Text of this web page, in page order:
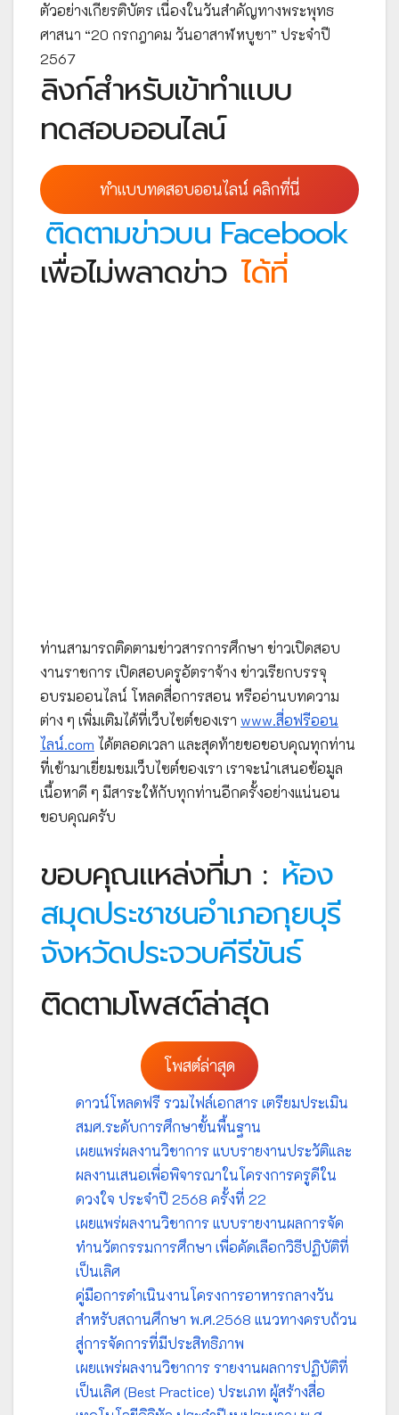
ตัวอย่างเกียรติบัตร เนื่องในวันสำคัญทางพระพุทธ
ศาสนา “20 กรกฎาคม วันอาสาฬหบูชา” ประจำปี
2567
ลิงก์สำหรับเข้าทำแบบ
ทดสอบออนไลน์
ทำแบบทดสอบออนไลน์ คลิกที่นี่
ติดตามข่าวบน Facebook
เพื่อไม่พลาดข่าว ได้ที่
ท่านสามารถติดตามข่าวสารการศึกษา ข่าวเปิดสอบ
งานราชการ เปิดสอบครูอัตราจ้าง ข่าวเรียกบรรจุ
อบรมออนไลน์ โหลดสื่อการสอน หรืออ่านบทความ
ต่าง ๆ เพิ่มเติมได้ที่เว็บไซต์ของเรา www.สื่อฟรีออน
ไลน์.com ได้ตลอดเวลา และสุดท้ายขอขอบคุณทุกท่าน
ที่เข้ามาเยี่ยมชมเว็บไซต์ของเรา เราจะนำเสนอข้อมูล
เนื้อหาดี ๆ มีสาระให้กับทุกท่านอีกครั้งอย่างแน่นอน
ขอบคุณครับ
ขอบคุณแหล่งที่มา : ห้อง
สมุดประชาชนอำเภอกุยบุรี
จังหวัดประจวบคีรีขันธ์
ติดตามโพสต์ล่าสุด
โพสต์ล่าสุด
ดาวน์โหลดฟรี รวมไฟล์เอกสาร เตรียมประเมิน
สมศ.ระดับการศึกษาขั้นพื้นฐาน
เผยแพร่ผลงานวิชาการ แบบรายงานประวัติและ
ผลงานเสนอเพื่อพิจารณาในโครงการครูดีใน
ดวงใจ ประจำปี 2568 ครั้งที่ 22
เผยแพร่ผลงานวิชาการ แบบรายงานผลการจัด
ทำนวัตกรรมการศึกษา เพื่อคัดเลือกวิธีปฏิบัติที่
เป็นเลิศ
คู่มือการดำเนินงานโครงการอาหารกลางวัน
สำหรับสถานศึกษา พ.ศ.2568 แนวทางครบถ้วน
สู่การจัดการที่มีประสิทธิภาพ
เผยเเพร่ผลงานวิชาการ รายงานผลการปฏิบัติที่
เป็นเลิศ (Best Practice) ประเภท ผู้สร้างสื่อ